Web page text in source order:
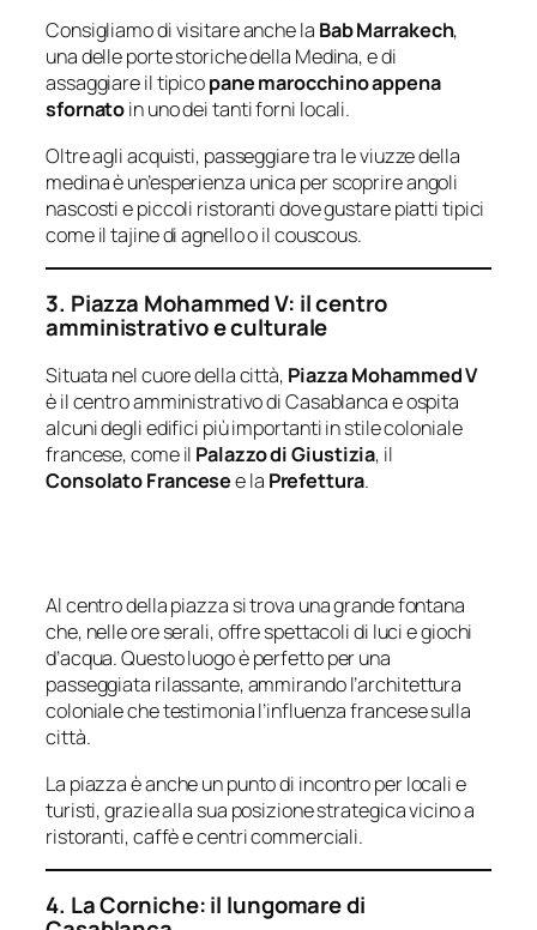
Consigliamo di visitare anche la Bab Marrakech,
una delle porte storiche della Medina, e di
assaggiare il tipicopane marocchino appena
sfornatoin uno dei tanti forni locali.
Oltre agli acquisti, passeggiare tra le viuzze della
medina è un’esperienza unica per scoprire angoli
nascosti e piccoli ristoranti dove gustare piatti tipici
come il tajine di agnello o il couscous.
3. Piazza Mohammed V: il centro
amministrativo e culturale
Situata nel cuore della città, Piazza Mohammed V
è il centro amministrativo di Casablanca e ospita
alcuni degli edifici più importanti in stile coloniale
francese, come il Palazzo di Giustizia, il
Consolato Francesee la Prefettura.
Al centro della piazza si trova una grande fontana
che, nelle ore serali, offre spettacoli di luci e giochi
d’acqua. Questo luogo è perfetto per una
passeggiata rilassante, ammirando l’architettura
coloniale che testimonia l’influenza francese sulla
città.
La piazza è anche un punto di incontro per locali e
turisti, grazie alla sua posizione strategica vicino a
ristoranti, caffè e centri commerciali.
4. La Corniche: il lungomare di